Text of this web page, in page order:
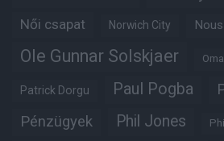
Női csapat Norwich City
Ole Gunnar Solskjaer
Patrick Dorgu Paul Pogba
Pénzügyek Phil Jones